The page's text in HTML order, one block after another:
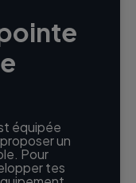
équipée
un
Pour
tes